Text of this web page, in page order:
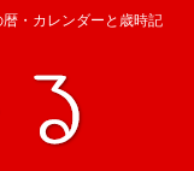
・カレンダーと歳時記